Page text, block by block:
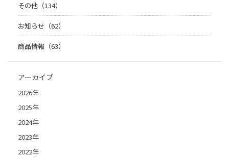
その他（134）
お知らせ（62）
商品情報（63）
アーカイブ
2026年
2025年
2024年
2023年
2022年